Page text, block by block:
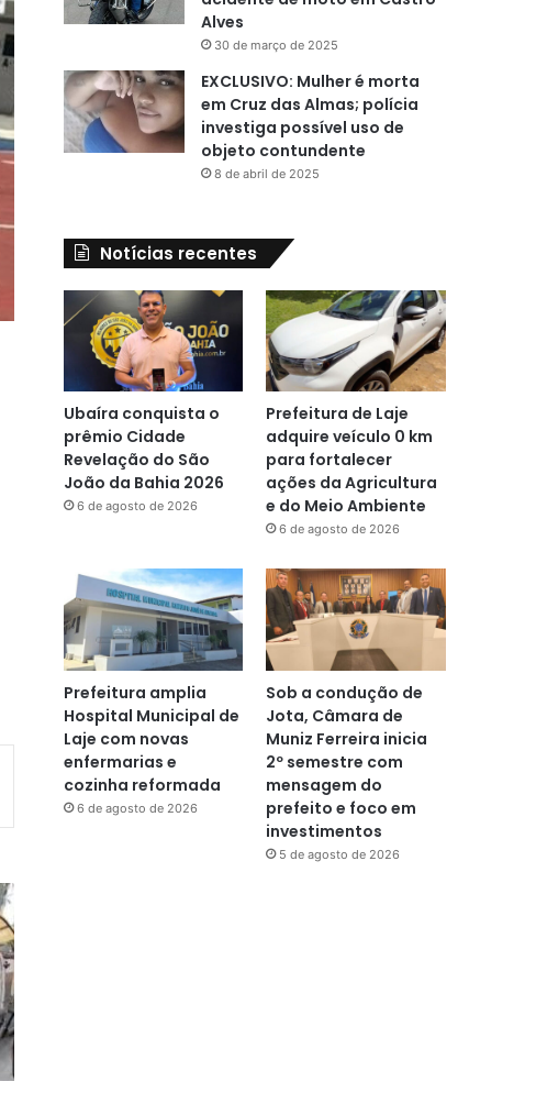
Alves
30 de março de 2025
EXCLUSIVO: Mulher é morta
em Cruz das Almas; polícia
investiga possível uso de
objeto contundente
8 de abril de 2025
Notícias recentes
Ubaíra conquista o
prêmio Cidade
Revelação do São
João da Bahia 2026
6 de agosto de 2026
Prefeitura de Laje
adquire veículo 0 km
para fortalecer
ações da Agricultura
e do Meio Ambiente
6 de agosto de 2026
Prefeitura amplia
Hospital Municipal de
Laje com novas
enfermarias e
cozinha reformada
6 de agosto de 2026
Sob a condução de
Jota, Câmara de
Muniz Ferreira inicia
2º semestre com
mensagem do
prefeito e foco em
investimentos
5 de agosto de 2026